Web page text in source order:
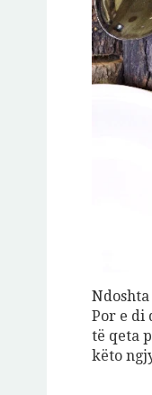
Por e di
të qeta
këto